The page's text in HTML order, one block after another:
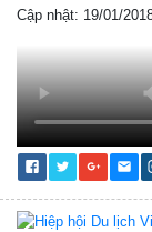
Cập nhật: 19/01/